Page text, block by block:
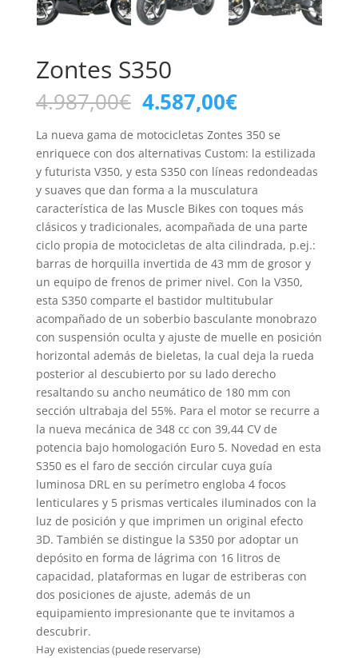
Zontes S350
4.987,00€ El
precio
original
era:
4.987,00€.
4.587,00€El
precio
actual
es:
4.587,00€.
La nueva gama de motocicletas Zontes 350 se
enriquece con dos alternativas Custom: la estilizada
y futurista V350, y esta S350 con líneas redondeadas
y suaves que dan forma a la musculatura
característica de las Muscle Bikes con toques más
clásicos y tradicionales, acompañada de una parte
ciclo propia de motocicletas de alta cilindrada, p.ej.:
barras de horquilla invertida de 43 mm de grosor y
un equipo de frenos de primer nivel. Con la V350,
esta S350 comparte el bastidor multitubular
acompañado de un soberbio basculante monobrazo
con suspensión oculta y ajuste de muelle en posición
horizontal además de bieletas, la cual deja la rueda
posterior al descubierto por su lado derecho
resaltando su ancho neumático de 180 mm con
sección ultrabaja del 55%. Para el motor se recurre a
la nueva mecánica de 348 cc con 39,44 CV de
potencia bajo homologación Euro 5. Novedad en esta
S350 es el faro de sección circular cuya guía
luminosa DRL en su perímetro engloba 4 focos
lenticulares y 5 prismas verticales iluminados con la
luz de posición y que imprimen un original efecto
3D. También se distingue la S350 por adoptar un
depósito en forma de lágrima con 16 litros de
capacidad, plataformas en lugar de estriberas con
dos posiciones de ajuste, además de un
equipamiento impresionante que te invitamos a
descubrir.
Hay existencias (puede reservarse)